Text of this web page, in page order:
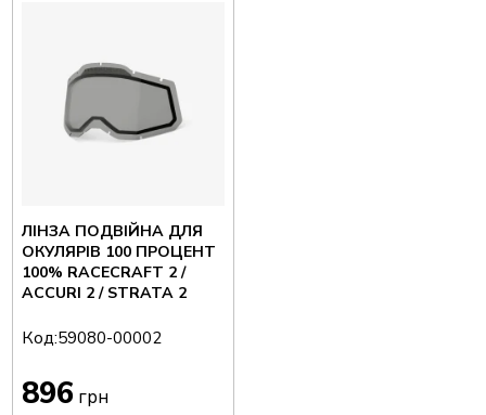
ЛІНЗА ПОДВІЙНА ДЛЯ
ОКУЛЯРІВ 100 ПРОЦЕНТ
100% RACECRAFT 2 /
ACCURI 2 / STRATA 2
Код:59080-00002
896 грн